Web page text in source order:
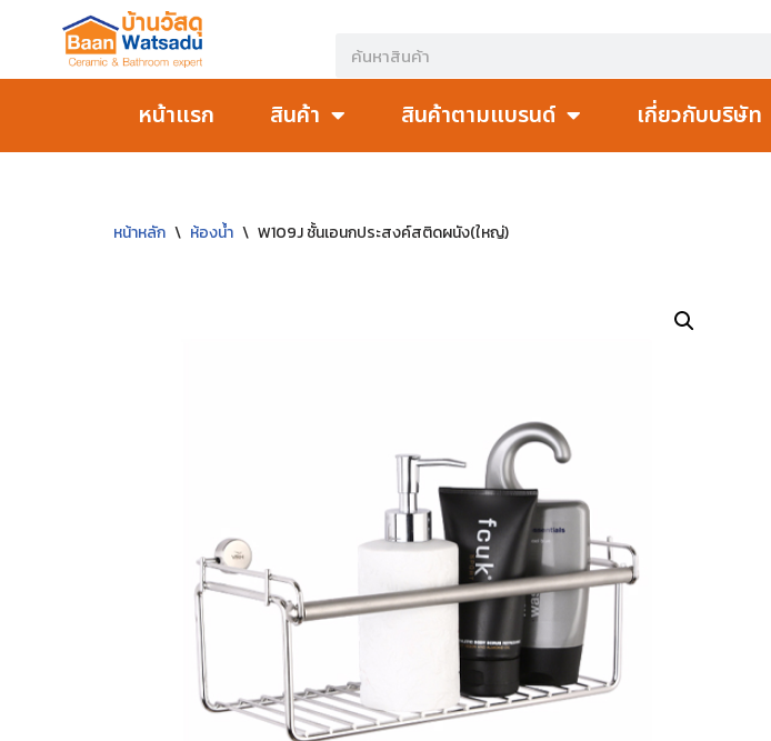
หน้าแรก สินค้า สินค้าตามแบรนด์ เกี่ยวกับบริษัท
หน้าหลัก \ ห้องน้ำ \ W109J ชั้นเอนกประสงค์สติดผนัง(ใหญ่)